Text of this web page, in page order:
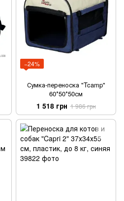
−24%
Сумка-переноска "Tcamp"
60*50*50см
1 518 грн 1 986 грн